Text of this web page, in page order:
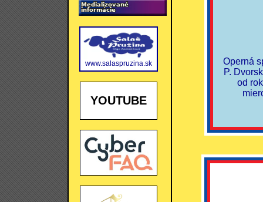
www.salaspruzina.sk
YOUTUBE
Operná
P.
od